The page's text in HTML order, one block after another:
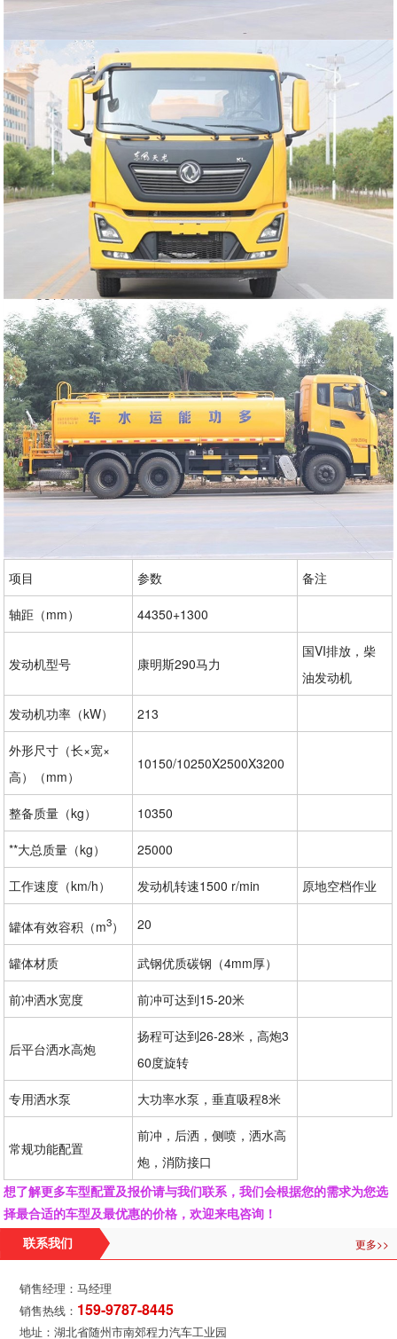
项目 参数 备注
轴距（mm） 44350+1300
发动机型号 康明斯290马力
国VI排放，柴
油发动机
发动机功率（kW） 213
外形尺寸（长×宽×
高）（mm）
10150/10250X2500X3200
整备质量（kg） 10350
**大总质量（kg） 25000
工作速度（km/h） 发动机转速1500 r/min 原地空档作业
罐体有效容积（m3） 20
罐体材质 武钢优质碳钢（4mm厚）
前冲洒水宽度 前冲可达到15-20米
后平台洒水高炮
扬程可达到26-28米，高炮3
60度旋转
专用洒水泵 大功率水泵，垂直吸程8米
常规功能配置
前冲，后洒，侧喷，洒水高
炮，消防接口
想了解更多车型配置及报价请与我们联系，我们会根据您的需求为您选
择最合适的车型及最优惠的价格，欢迎来电咨询！
联系我们 更多>>
销售经理：马经理
销售热线： 159-9787-8445
地址：湖北省随州市南郊程力汽车工业园